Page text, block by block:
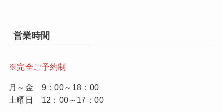
営業時間
※完全ご予約制
月～金 9：00～18：00
土曜日 12：00～17：00